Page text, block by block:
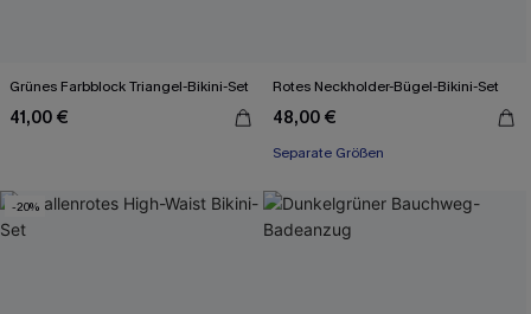
Grünes Farbblock Triangel-Bikini-Set
41,00 €
Rotes Neckholder-Bügel-Bikini-Set
48,00 €
Separate Größen
-20%